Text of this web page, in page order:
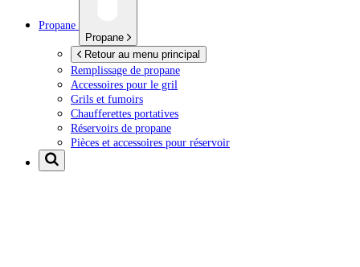
Propane
Propane
Retour au menu principal
Remplissage de propane
Accessoires pour le gril
Grils et fumoirs
Chaufferettes portatives
Réservoirs de propane
Pièces et accessoires pour réservoir